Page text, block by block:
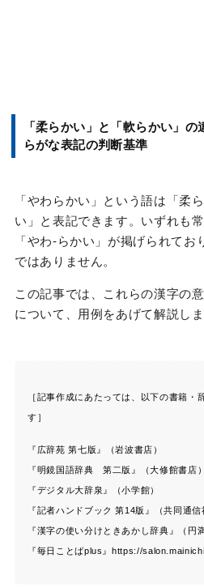
「柔らかい」と「軟らかい」
らがな表記の判断基準
「やわらかい」という語は「柔
い」と表記できます。いずれも
「やわ-らかい」が掲げられてお
ではありません。
この記事では、これらの漢字の
について、用例をあげて解説しま
［記事作成にあたっては、以下の書籍・
す］
『広辞苑 第七版』（岩波書店）
『明鏡国語辞典 第二版』（大修館書店）
『デジタル大辞泉』（小学館）
『記者ハンドブック 第14版』（共同通信
『漢字の使い分けときあかし辞典』（円
『毎日ことばplus』 https://